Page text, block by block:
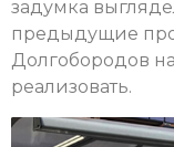
задумка
предыдущие
Долгобородов
реализовать.